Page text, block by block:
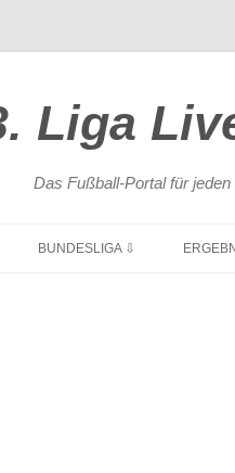
Liga
Das Fußball-Portal für jeden
Inhalt
BUNDESLIGA ⇩